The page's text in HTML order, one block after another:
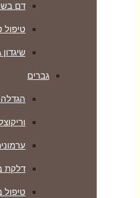
דם
טיפול
שיגדון
גברים
דלקת
טיפול